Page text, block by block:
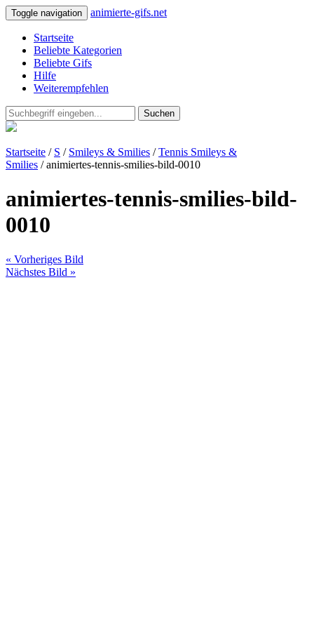
Toggle navigation animierte-gifs.net
Startseite
Beliebte Kategorien
Beliebte Gifs
Hilfe
Weiterempfehlen
Suchen
Startseite / S / Smileys & Smilies /Tennis Smileys &
Smilies / animiertes-tennis-smilies-bild-0010
animiertes-tennis-smilies-bild-
0010
« Vorheriges Bild
Nächstes Bild »